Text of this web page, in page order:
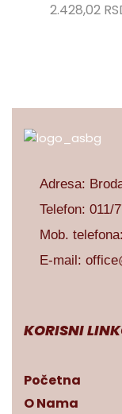
2.428,02
Adresa:
Telefon: 011/
Mob. telefona:
E-mail:
KORISNI
Početna
O Nama